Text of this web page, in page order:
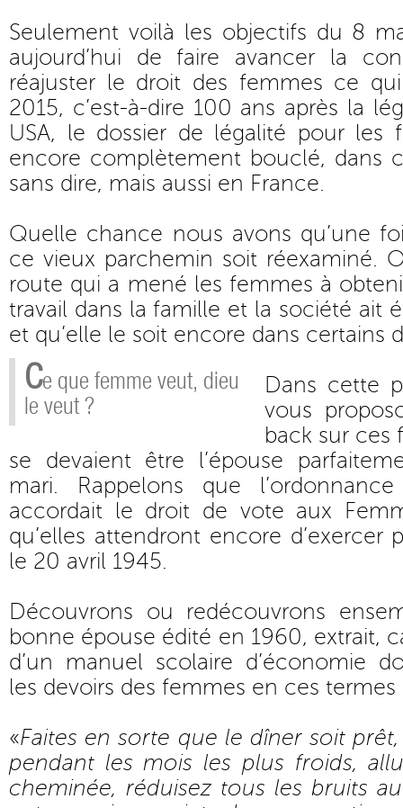
Seulement voilà les objectifs du 8
aujourd’hui de faire avancer la
réajuster le droit des femmes ce
2015, c’est-à-dire 100 ans après la
USA, le dossier de légalité pour les
encore complètement bouclé, dans
sans dire, mais aussi en France.
Quelle chance nous avons qu’une
ce vieux parchemin soit réexaminé.
route qui a mené les femmes à
travail dans la famille et la société ait
et qu’elle le soit encore dans certains
Ce que femme veut, dieu
le veut ?
Dans cette
vous
back sur ces
se devaient être l’épouse
mari. Rappelons que
accordait le droit de vote aux
qu’elles attendront encore d’exercer
le 20 avril 1945.
Découvrons ou redécouvrons
bonne épouse édité en 1960, extrait,
d’un manuel scolaire d’économie
les devoirs des femmes en ces termes
«Faites en sorte que le dîner soit
pendant les mois les plus froids,
cheminée, réduisez tous les bruits